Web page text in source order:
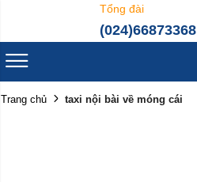
Tổng đài
(024)66873368
Trang chủ taxi nội bài về móng cái